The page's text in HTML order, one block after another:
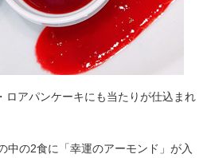
ロアパンケーキにも当たりが仕込まれ
中の2食に「幸運のアーモンド」が入